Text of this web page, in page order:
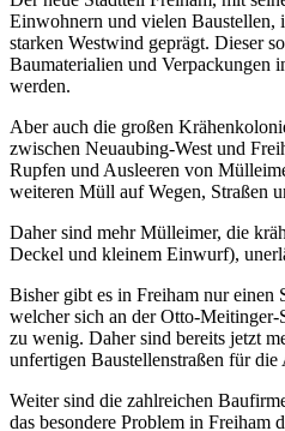
Einwohnern und vielen Baustellen,
starken Westwind geprägt. Dieser
Baumaterialien und Verpackungen
werden.
Aber auch die großen
zwischen Neuaubing-West und
Rupfen und Ausleeren von
weiteren Müll auf Wegen, Straßen
Daher sind mehr Mülleimer, die
Deckel und kleinem Einwurf),
Bisher gibt es in Freiham nur einen
welcher sich an der Otto-
zu wenig. Daher sind bereits jetzt
unfertigen Baustellenstraßen für
Weiter sind die zahlreichen
das besondere Problem in Freiham